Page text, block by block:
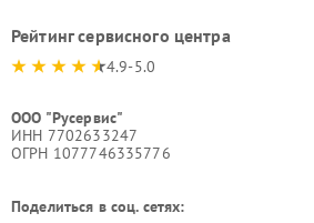
Рейтинг сервисного центра
4.9-5.0
ООО "Русервис"
ИНН 7702633247
ОГРН 1077746335776
Поделиться в соц. сетях: